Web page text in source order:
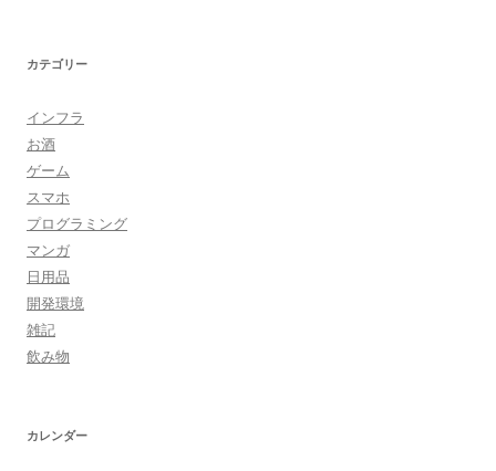
カテゴリー
インフラ
お酒
ゲーム
スマホ
プログラミング
マンガ
日用品
開発環境
雑記
飲み物
カレンダー